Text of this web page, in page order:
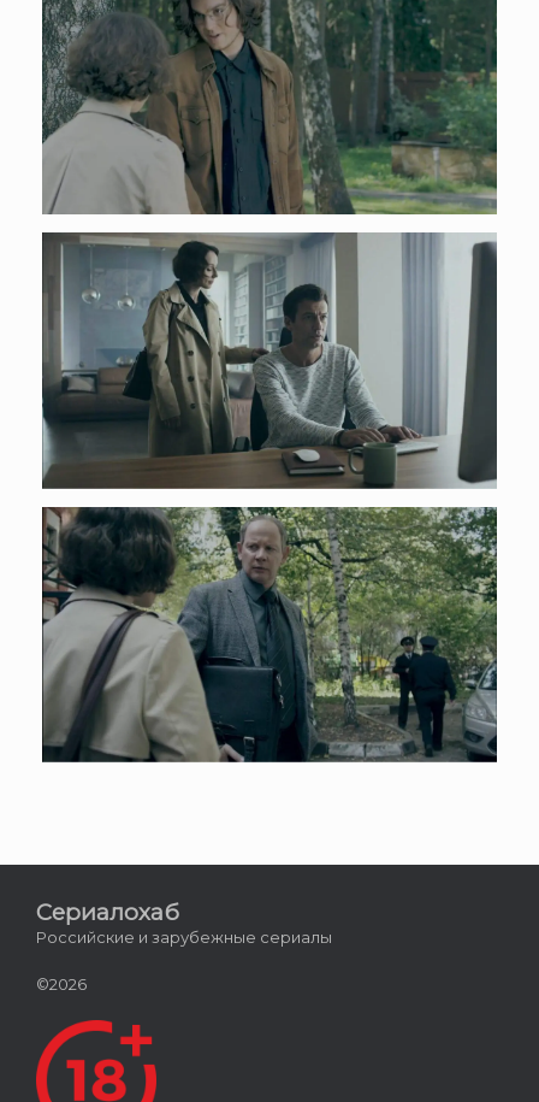
Сериалохаб
Российские и зарубежные сериалы
©2026